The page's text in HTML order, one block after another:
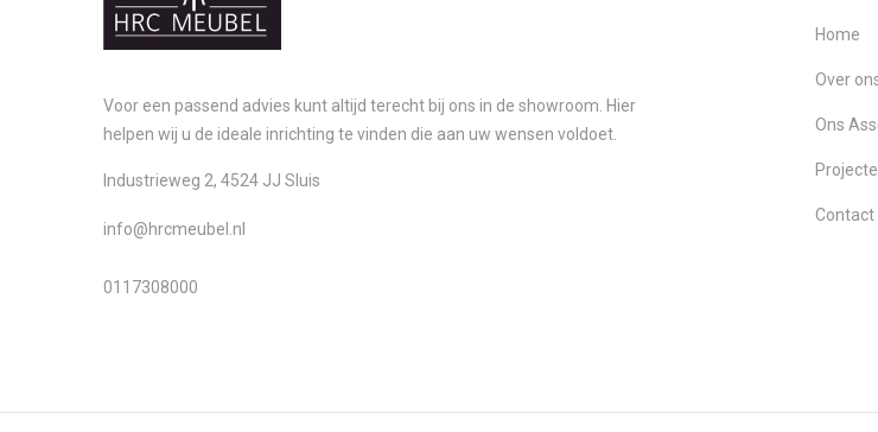
Voor een passend advies kunt altijd terecht bij ons in de showroom. Hier
helpen wij u de ideale inrichting te vinden die aan uw wensen voldoet.
Industrieweg 2, 4524 JJ Sluis
info@hrcmeubel.nl
0117308000
Home
Over
Ons
Contact